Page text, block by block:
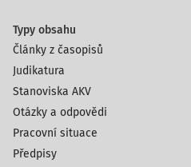
Typy obsahu
Články z časopisů
Judikatura
Stanoviska AKV
Otázky a odpovědi
Pracovní situace
Předpisy